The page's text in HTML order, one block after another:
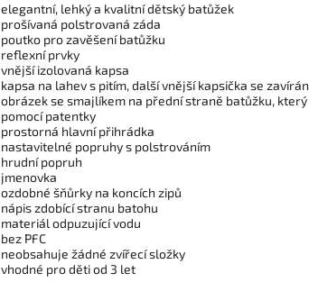
elegantní, lehký a kvalitní dětský batůžek
prošívaná polstrovaná záda
poutko pro zavěšení batůžku
reflexní prvky
vnější izolovaná kapsa
kapsa na lahev s pitím, další vnější kapsička se
obrázek se smajlíkem na přední straně batůžku,
pomocí patentky
prostorná hlavní přihrádka
nastavitelné popruhy s polstrováním
hrudní popruh
jmenovka
ozdobné šňůrky na koncích zipů
nápis zdobící stranu batohu
materiál odpuzující vodu
bez PFC
neobsahuje žádné zvířecí složky
vhodné pro děti od 3 let